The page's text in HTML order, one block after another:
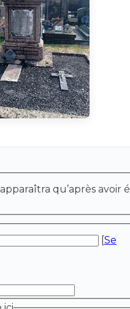
qu’après avoir
Se